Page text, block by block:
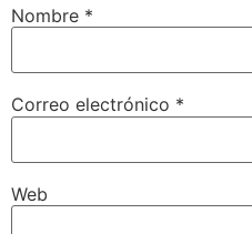
Nombre *
Correo electrónico *
Web